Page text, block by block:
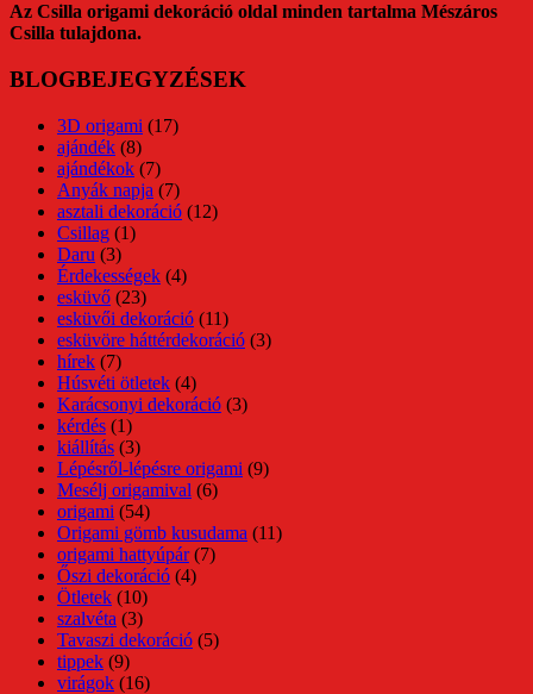
Az Csilla origami dekoráció oldal minden tartalma Mészáros
Csilla tulajdona.
BLOGBEJEGYZÉSEK
3D origami (17)
ajándék (8)
ajándékok (7)
Anyák napja (7)
asztali dekoráció (12)
Csillag (1)
Daru (3)
Érdekességek (4)
esküvő (23)
esküvői dekoráció (11)
esküvöre háttérdekoráció (3)
hírek (7)
Húsvéti ötletek (4)
Karácsonyi dekoráció (3)
kérdés (1)
kiállítás (3)
Lépésről-lépésre origami (9)
Mesélj origamival (6)
origami (54)
Origami gömb kusudama (11)
origami hattyúpár(7)
Őszi dekoráció (4)
Ötletek (10)
szalvéta (3)
Tavaszi dekoráció (5)
tippek (9)
virágok (16)